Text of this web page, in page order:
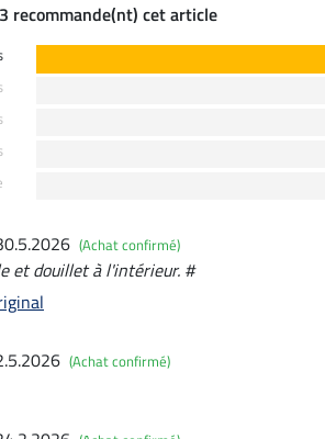
recommande(nt) cet article
(Achat confirmé)
et douillet à l'intérieur. #
(Achat confirmé)